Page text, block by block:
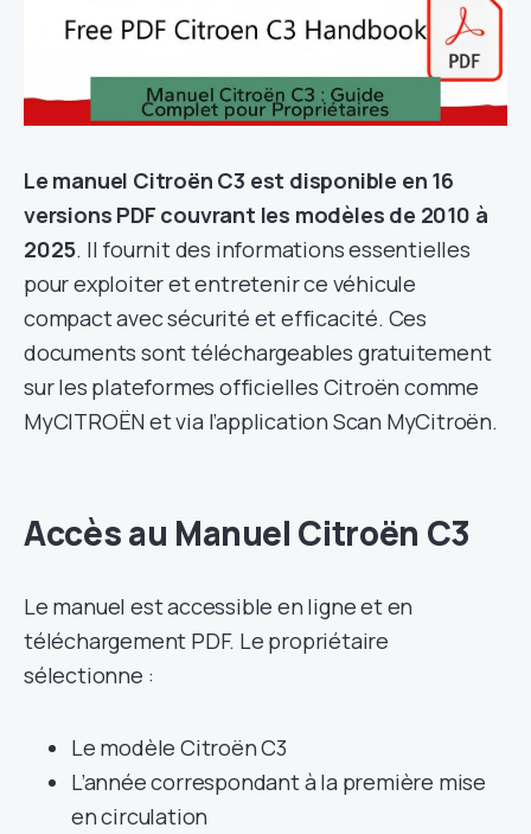
Le manuel Citroën C3 est disponible en 16
versions PDF couvrant les modèles de 2010 à
2025. Il fournit des informations essentielles
pour exploiter et entretenir ce véhicule
compact avec sécurité et efficacité. Ces
documents sont téléchargeables gratuitement
sur les plateformes officielles Citroën comme
MyCITROËN et via l’application Scan MyCitroën.
Accès au Manuel Citroën C3
Le manuel est accessible en ligne et en
téléchargement PDF. Le propriétaire
sélectionne :
Le modèle Citroën C3
L’année correspondant à la première mise
en circulation